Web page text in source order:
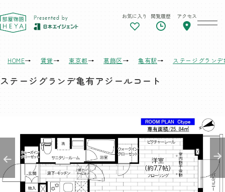
東京 部屋物語 お気に入り 閲覧履歴 アクセス
HOME 賃貸 東京都 葛飾区 亀有駅 ステージグラン
ステージグランデ亀有アジールコート